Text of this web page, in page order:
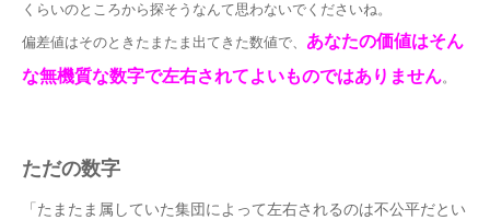
くらいのところから探そうなんて思わないでくださいね。
偏差値はそのときたまたま出てきた数値で、 あなたの価値はそん
な無機質な数字で左右されてよいものではありません。
ただの数字
「たまたま属していた集団によって左右されるのは不公平だとい